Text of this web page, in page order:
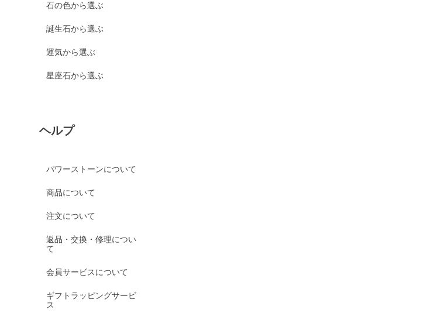
石の色から選ぶ
誕生石から選ぶ
運気から選ぶ
星座石から選ぶ
ヘルプ
パワーストーンについて
商品について
注文について
返品・交換・修理につい
て
会員サービスについて
ギフトラッピングサービ
ス